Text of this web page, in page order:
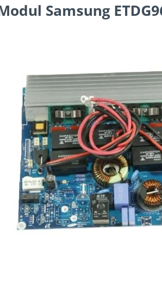
Samsung